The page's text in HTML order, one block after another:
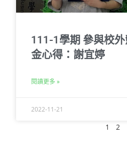
111-1學期 參與校
金心得：謝宜婷
閱讀更多 »
2022-11-21
1 2